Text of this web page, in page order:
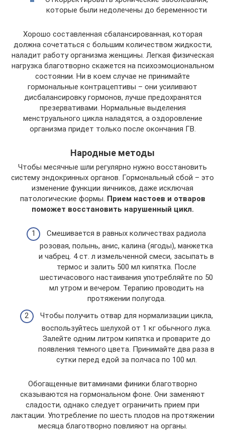
которые были недолечены до беременности
Хорошо составленная сбалансированная, которая
должна сочетаться с большим количеством жидкости,
наладит работу организма женщины. Легкая физическая
нагрузка благотворно скажется на психоэмоциональном
состоянии. Ни в коем случае не принимайте
гормональные контрацептивы – они усиливают
дисбалансировку гормонов, лучше предохранятся
презервативами. Нормальные выделения
менструального цикла наладятся, а оздоровление
организма придет только после окончания ГВ.
Народные методы
Чтобы месячные шли регулярно нужно восстановить
систему эндокринных органов. Гормональный сбой – это
изменение функции яичников, даже исключая
патологические формы. Прием настоев и отваров
поможет восстановить нарушенный цикл.
Смешивается в равных количествах радиола
розовая, полынь, анис, калина (ягоды), манжетка
и чабрец. 4 ст. л измельченной смеси, засыпать в
термос и залить 500 мл кипятка. После
шестичасового настаивания употребляйте по 50
мл утром и вечером. Терапию проводить на
протяжении полугода.
Чтобы получить отвар для нормализации цикла,
воспользуйтесь шелухой от 1 кг обычного лука.
Залейте одним литром кипятка и проварите до
появления темного цвета. Принимайте два раза в
сутки перед едой за полчаса по 100 мл.
Обогащенные витаминами финики благотворно
сказываются на гормональном фоне. Они заменяют
сладости, однако следует ограничить прием при
лактации. Употребление по шесть плодов на протяжении
месяца благотворно повлияют на органы.